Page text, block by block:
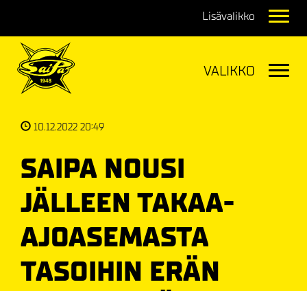
10.12.2022 20:49
SAIPA NOUSI
JÄLLEEN TAKAA-
AJOASEMASTA
TASOIHIN ERÄN